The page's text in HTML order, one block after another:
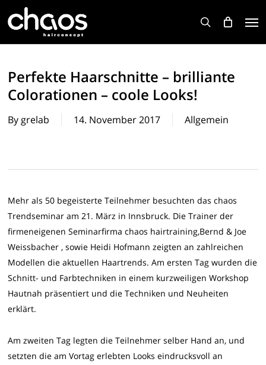
search
Perfekte Haarschnitte – brilliante
Colorationen – coole Looks!
By grelab 14. November 2017 Allgemein
Mehr als 50 begeisterte Teilnehmer besuchten das chaos
Trendseminar am 21. März in Innsbruck. Die Trainer der
firmeneigenen Seminarfirma chaos hairtraining,Bernd & Joe
Weissbacher , sowie Heidi Hofmann zeigten an zahlreichen
Modellen die aktuellen Haartrends. Am ersten Tag wurden die
Schnitt- und Farbtechniken in einem kurzweiligen Workshop
Hautnah präsentiert und die Techniken und Neuheiten
erklärt.
Am zweiten Tag legten die Teilnehmer selber Hand an, und
setzten die am Vortag erlebten Looks eindrucksvoll an